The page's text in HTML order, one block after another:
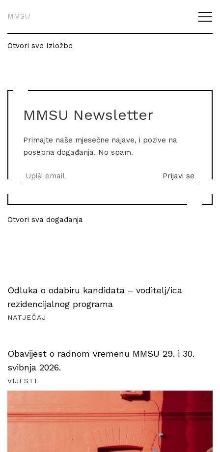
MMSU
Otvori sve Izložbe
MMSU Newsletter
Primajte naše mjesečne najave, i pozive na
posebna događanja. No spam.
Otvori sva događanja
Odluka o odabiru kandidata – voditelj/ica
rezidencijalnog programa
NATJEČAJ
Obavijest o radnom vremenu MMSU 29. i 30.
svibnja 2026.
VIJESTI